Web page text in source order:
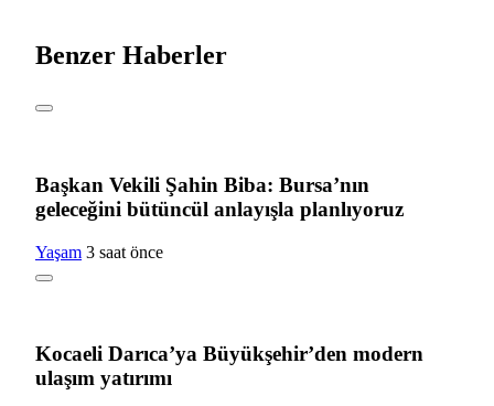
Benzer Haberler
Başkan Vekili Şahin Biba: Bursa’nın
geleceğini bütüncül anlayışla planlıyoruz
Yaşam 3 saat önce
Kocaeli Darıca’ya Büyükşehir’den modern
ulaşım yatırımı